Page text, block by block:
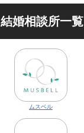
結婚相談所一覧
ムスベル